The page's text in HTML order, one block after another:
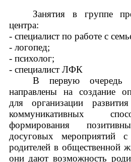
Занятия в группе
центра:
- специалист по работе с
- логопед;
- психолог;
- специалист ЛФК
В первую очередь
направлены на создание
для организации
коммуникативных
формирования
досуговых мероприятий
родителей в общественной
они дают возможность